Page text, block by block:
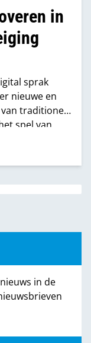
in
sprak
nieuwe en
traditionele
spel van
Hierdoor
te komen
hem is de
in de